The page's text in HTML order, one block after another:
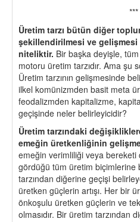
***
Üretim tarzı bütün diğer
şekillendirilmesi ve
niteliktir. Bir başka deyişle,
motoru üretim tarzıdır. Ama şu
Üretim tarzının gelişmesinde
ilkel komünizmden basit meta
feodalizmden kapitalizme,
geçişinde neler belirleyicidir?
Üretim tarzındaki
emeğin üretkenliğinin
emeğin verimliliği veya
gördüğü tüm üretim biçimlerine
tarzından diğerine geçişi
üretken güçlerin artışı. Her bir
önkoşulu üretken güçlerin ve
olmasıdır. Bir üretim tarzından